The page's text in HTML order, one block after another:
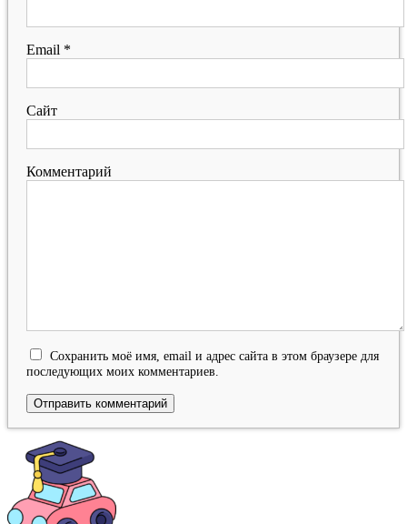
Email *
Сайт
Комментарий
Сохранить моё имя, email и адрес сайта в этом браузере для
последующих моих комментариев.